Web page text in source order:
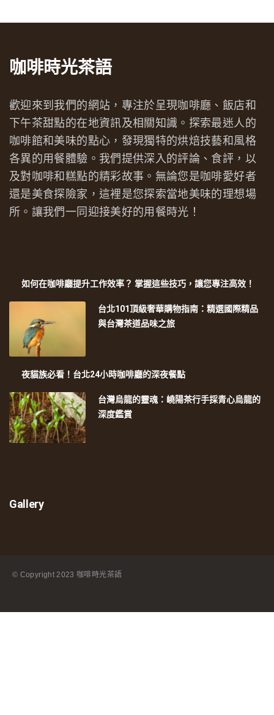
咖啡時光茶語
歡迎來到我們的網站，專注於呈現咖啡廳、飯店和
下午茶甜點的在地資訊及相關知識。探索最迷人的
咖啡館和美味的點心，發現獨特的烘焙技藝和風格
各異的用餐體驗。我們提供深入的評論、食評，以
及對咖啡和糕點的精彩故事。無論您是咖啡愛好者
還是美食探險家，這裡是您探索當地美味的理想場
所。讓我們一同迎接美好的用餐時光！
如何在咖啡廳提升工作效率？ 掌握這些技巧，讓您專注高效！
台北101頂級奢華購物指南：精選國際精品
與台灣茶道品味之旅
夜貓族必看！台北24小時咖啡廳的深夜餐點
台灣烏龍的靈魂：嶢陽茶行手採青心烏龍的
深度鑑賞
Gallery
© Copyright2023 咖啡時光茶語